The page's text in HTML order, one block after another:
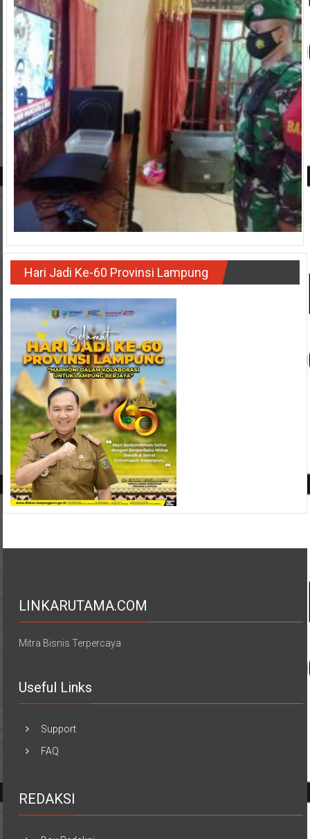
Hari Jadi Ke-60 Provinsi Lampung
LINKARUTAMA.COM
Mitra Bisnis Terpercaya
Useful Links
Support
FAQ
REDAKSI